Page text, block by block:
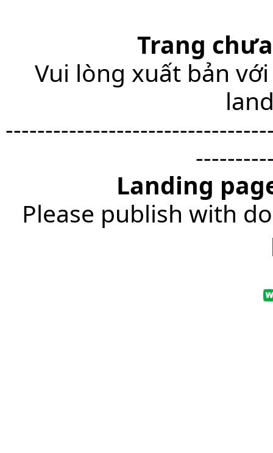
Trang
Vui lòng xuất bản
Landing
Please publish with